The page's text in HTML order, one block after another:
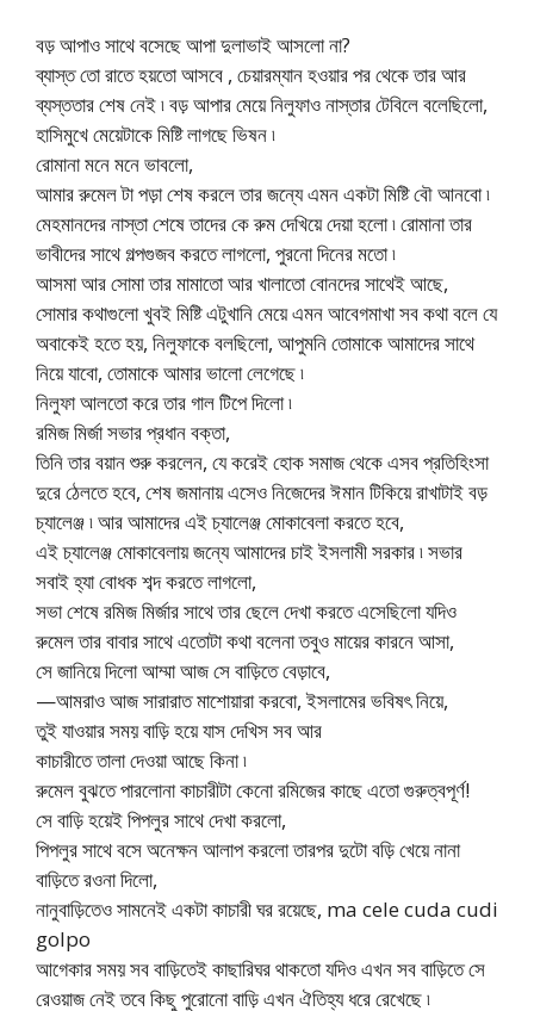
বড় আপাও সাথে বসেছে আপা দুলাভাই আসলো না?
ব্যাস্ত তো রাতে হয়তো আসবে , চেয়ারম্যান হওয়ার পর থেকে তার আর
ব্যস্ততার শেষ নেই ৷ বড় আপার মেয়ে নিলুফাও নাস্তার টেবিলে বলেছিলো,
হাসিমুখে মেয়েটাকে মিষ্টি লাগছে ভিষন ৷
রোমানা মনে মনে ভাবলো,
আমার রুমেল টা পড়া শেষ করলে তার জন্যে এমন একটা মিষ্টি বৌ আনবো ৷
মেহমানদের নাস্তা শেষে তাদের কে রুম দেখিয়ে দেয়া হলো ৷ রোমানা তার
ভাবীদের সাথে গল্পগুজব করতে লাগলো, পুরনো দিনের মতো ৷
আসমা আর সোমা তার মামাতো আর খালাতো বোনদের সাথেই আছে,
সোমার কথাগুলো খুবই মিষ্টি এটুখানি মেয়ে এমন আবেগমাখা সব কথা বলে যে
অবাকেই হতে হয়, নিলুফাকে বলছিলো, আপুমনি তোমাকে আমাদের সাথে
নিয়ে যাবো, তোমাকে আমার ভালো লেগেছে ৷
নিলুফা আলতো করে তার গাল টিপে দিলো ৷
রমিজ মির্জা সভার প্রধান বক্তা,
তিনি তার বয়ান শুরু করলেন, যে করেই হোক সমাজ থেকে এসব প্রতিহিংসা
দুরে ঠেলতে হবে, শেষ জমানায় এসেও নিজেদের ঈমান টিকিয়ে রাখাটাই বড়
চ্যালেঞ্জ ৷ আর আমাদের এই চ্যালেঞ্জ মোকাবেলা করতে হবে,
এই চ্যালেঞ্জ মোকাবেলায় জন্যে আমাদের চাই ইসলামী সরকার ৷ সভার
সবাই হ্যা বোধক শব্দ করতে লাগলো,
সভা শেষে রমিজ মির্জার সাথে তার ছেলে দেখা করতে এসেছিলো যদিও
রুমেল তার বাবার সাথে এতোটা কথা বলেনা তবুও মায়ের কারনে আসা,
সে জানিয়ে দিলো আম্মা আজ সে বাড়িতে বেড়াবে,
—আমরাও আজ সারারাত মাশোয়ারা করবো, ইসলামের ভবিষৎ নিয়ে,
তুই যাওয়ার সময় বাড়ি হয়ে যাস দেখিস সব আর
কাচারীতে তালা দেওয়া আছে কিনা ৷
রুমেল বুঝতে পারলোনা কাচারীটা কেনো রমিজের কাছে এতো গুরুত্বপূর্ণ!
সে বাড়ি হয়েই পিপলুর সাথে দেখা করলো,
পিপলুর সাথে বসে অনেক্ষন আলাপ করলো তারপর দুটো বড়ি খেয়ে নানা
বাড়িতে রওনা দিলো,
নানুবাড়িতেও সামনেই একটা কাচারী ঘর রয়েছে, ma cele cuda cudi
golpo
আগেকার সময় সব বাড়িতেই কাছারিঘর থাকতো যদিও এখন সব বাড়িতে সে
রেওয়াজ নেই তবে কিছু পুরোনো বাড়ি এখন ঐতিহ্য ধরে রেখেছে ৷